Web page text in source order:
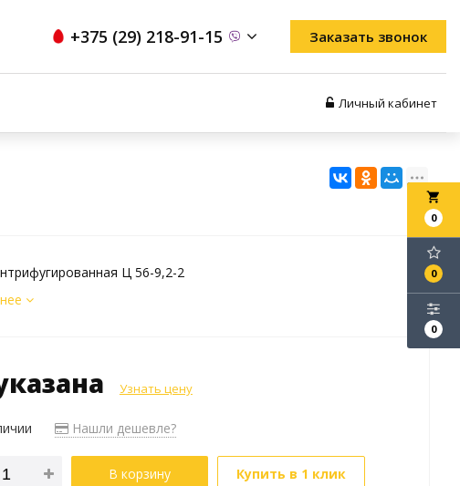
+375 (29) 218-91-15 Заказать звонок
Личный кабинет
local_grocery_store
0
0
0
Ц 56-9,2-2
Узнать цену
Нашли дешевле?
В корзину Купить в 1 клик